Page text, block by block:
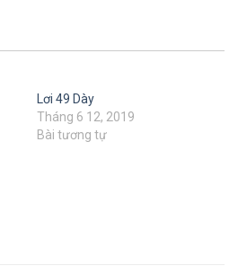
Lơi 49 Dày
Tháng 6 12, 2019
Bài tương tự